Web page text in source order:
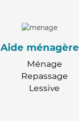
Aide ménagère
Ménage
Repassage
Lessive